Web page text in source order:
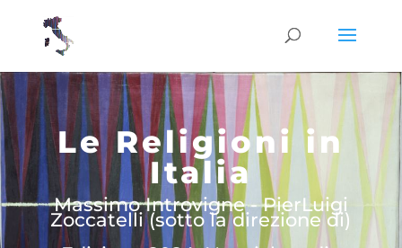
Le Religioni in
Italia
Massimo Introvigne - PierLuigi
Zoccatelli (sotto la direzione di)